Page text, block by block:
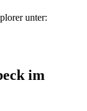
unter:
im